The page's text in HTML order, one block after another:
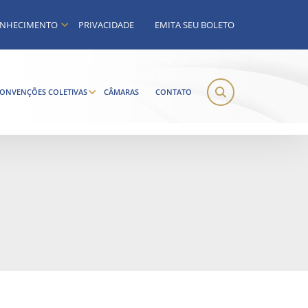
PRIVACIDADE EMITA SEU BOLETO
COLETIVAS CÂMARAS CONTATO